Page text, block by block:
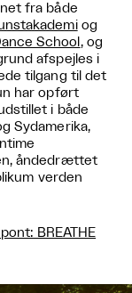
fra både
og
School , og
afspejles i
tilgang til det
har opført
i både
Sydamerika,
åndedrættet
verden
BREATHE